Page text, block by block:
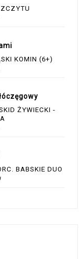
KOMIN (6+)
ŻYWIECKI -
BABSKIE DUO